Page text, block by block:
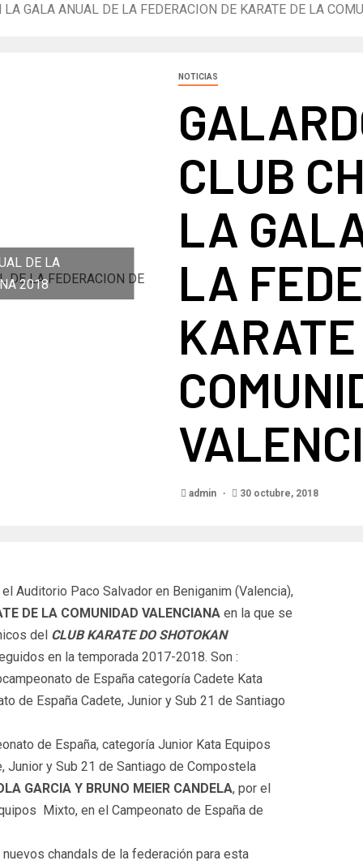
GALA ANUAL DE LA FEDERACION DE KARATE DE LA
DE LA
2018
NOTICIAS
CLUB
LA
LA
admin 30 octubre, 2018
Auditorio Paco Salvador en Beniganim (Valencia),
DE LA COMUNIDAD VALENCIANAen la que se
del CLUB KARATE DO SHOTOKAN
en la temporada 2017-2018. Son :
de España categoría Cadete Kata
de España Cadete, Junior y Sub 21 de Santiago
de España, categoría Junior Kata Equipos
Junior y Sub 21 de Santiago de Compostela
GARCIA Y BRUNO MEIER CANDELA, por el
Mixto, en el Campeonato de España de
chandals de la federación para esta